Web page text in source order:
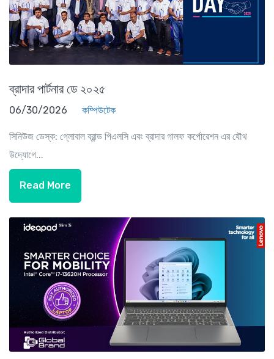
ব্রাদার পার্টনার ডে ২০২৫
06/30/2026 কম্পিউটেক
সিনিউজ ডেস্ক: গ্লোবাল ব্রান্ড পিএলসি এবং ব্রাদার গালফ কর্পোরেশন এর যৌথ
উদ্যোগে...
Read More